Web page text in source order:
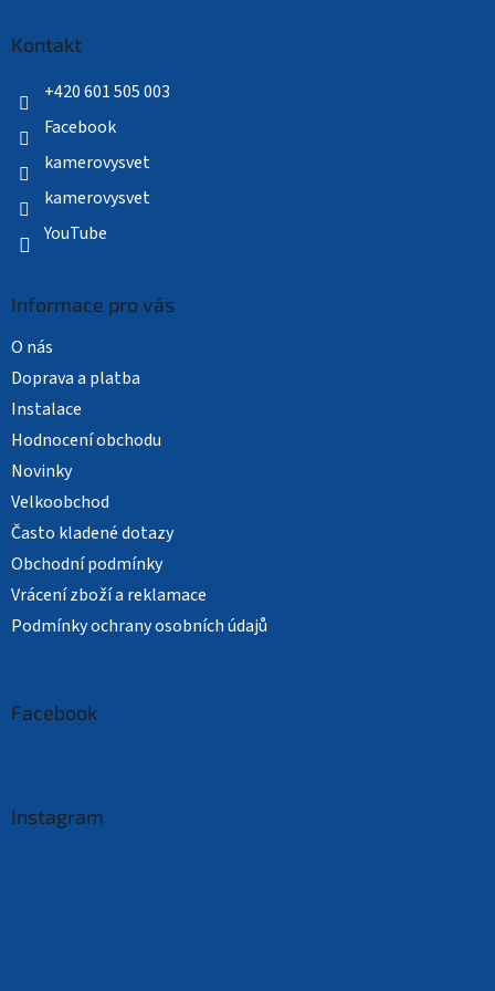
Kontakt
+420 601 505 003
Facebook
kamerovysvet
kamerovysvet
YouTube
Informace pro vás
O nás
Doprava a platba
Instalace
Hodnocení obchodu
Novinky
Velkoobchod
Často kladené dotazy
Obchodní podmínky
Vrácení zboží a reklamace
Podmínky ochrany osobních údajů
Facebook
Instagram